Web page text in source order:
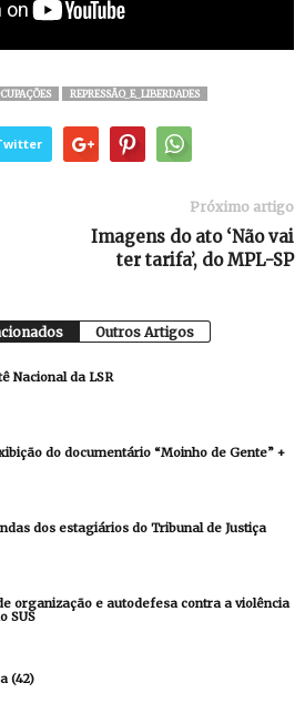
REPRESSÃO_E_LIBERDADES
Próximo artigo
Imagens do ato ‘Não vai
ter tarifa’, do MPL-SP
Outros Artigos
Nacional da LSR
do documentário “Moinho de Gente” +
dos estagiários do Tribunal de Justiça
organização e autodefesa contra a violência
SUS
(42)